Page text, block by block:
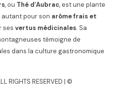
, ou Thé d’Aubrac, est une plante
pour son arôme frais et
sesvertus médicinales. Sa
témoigne de
dans la culture gastronomique
RIGHTS RESERVED | ©